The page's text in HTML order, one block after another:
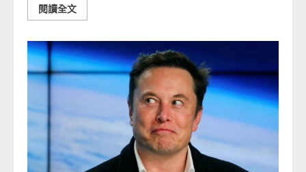
閱讀全文